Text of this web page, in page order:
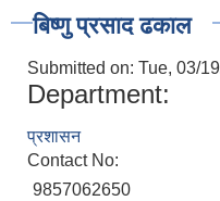
बिष्णु प्रसाद ढकाल
Submitted on: Tue, 03/
Department:
प्रशासन
Contact No:
9857062650